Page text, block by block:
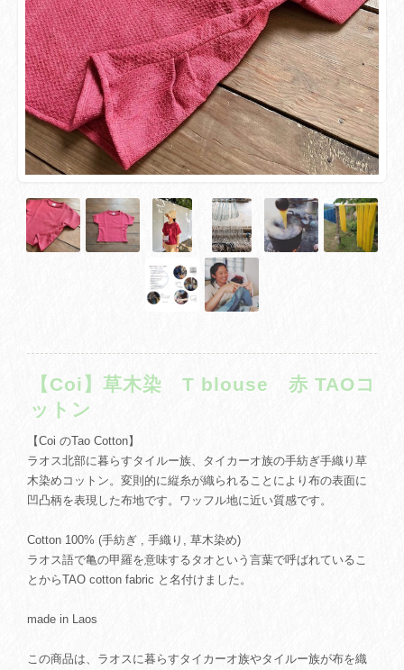
【Coi】草木染 T blouse 赤 TAOコ
ットン
【Coi のTao Cotton】
ラオス北部に暮らすタイルー族、タイカーオ族の手紡ぎ手織り草
木染めコットン。変則的に縦糸が織られることにより布の表面に
凹凸柄を表現した布地です。ワッフル地に近い質感です。
Cotton 100% (手紡ぎ , 手織り, 草木染め)
ラオス語で亀の甲羅を意味するタオという言葉で呼ばれているこ
とからTAO cotton fabric と名付けました。
made in Laos
この商品は、ラオスに暮らすタイカーオ族やタイルー族が布を織